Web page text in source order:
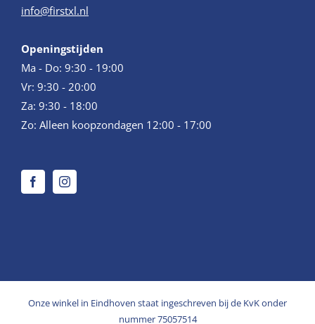
info@firstxl.nl
Openingstijden
Ma - Do: 9:30 - 19:00
Vr: 9:30 - 20:00
Za: 9:30 - 18:00
Zo: Alleen koopzondagen 12:00 - 17:00
Onze winkel in Eindhoven staat ingeschreven bij de KvK onder
nummer 75057514